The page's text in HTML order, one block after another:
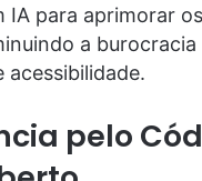
IA para aprimorar
a
acessibilidade.
pelo